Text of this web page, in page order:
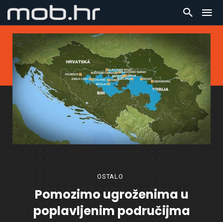
OSTALO
Pomozimo ugroženima u
poplavljenim područijma